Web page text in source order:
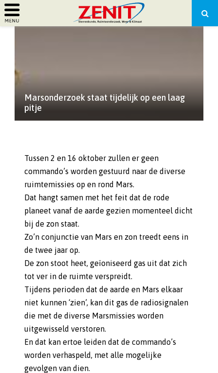
PRIMARY
Marsonderzoek staat tijdelijk op een laag
pitje
Tussen 2 en 16 oktober zullen er geen
commando’s worden gestuurd naar de diverse
ruimtemissies op en rond Mars.
Dat hangt samen met het feit dat de rode
planeet vanaf de aarde gezien momenteel dicht
bij de zon staat.
Zo’n conjunctie van Mars en zon treedt eens in
de twee jaar op.
De zon stoot heet, geïoniseerd gas uit dat zich
tot ver in de ruimte verspreidt.
Tijdens perioden dat de aarde en Mars elkaar
niet kunnen ‘zien’, kan dit gas de radiosignalen
die met de diverse Marsmissies worden
uitgewisseld verstoren.
En dat kan ertoe leiden dat de commando’s
worden verhaspeld, met alle mogelijke
gevolgen van dien.